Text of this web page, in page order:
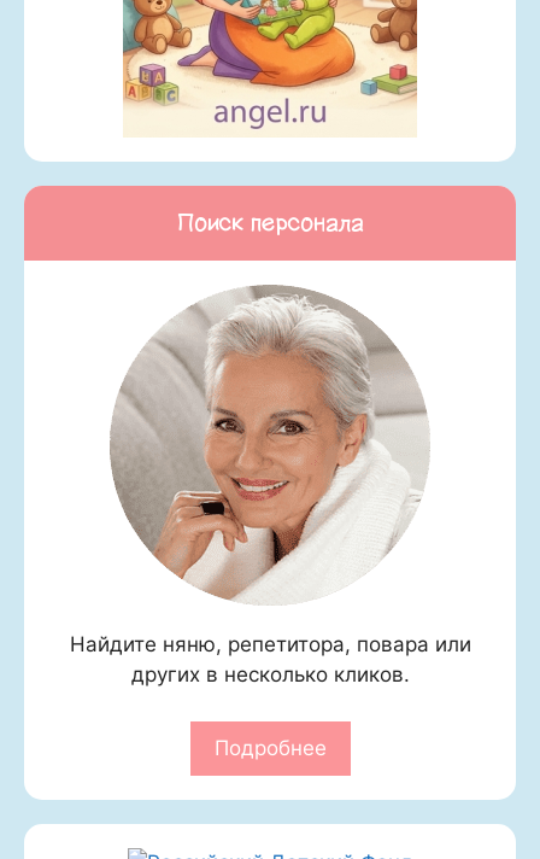
Поиск персонала
Найдите няню, репетитора, повара или
других в несколько кликов.
Подробнее